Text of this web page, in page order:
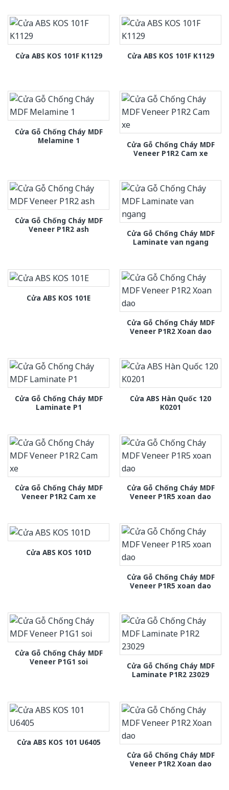
Cửa ABS KOS 101F K1129 Cửa ABS KOS 101F K1129
Cửa Gỗ Chống Cháy MDF
Melamine 1
Cửa Gỗ Chống Cháy MDF
Veneer P1R2 Cam xe
Cửa Gỗ Chống Cháy MDF
Veneer P1R2 ash
Cửa Gỗ Chống Cháy MDF
Laminate van ngang
Cửa ABS KOS 101E
Cửa Gỗ Chống Cháy MDF
Veneer P1R2 Xoan dao
Cửa Gỗ Chống Cháy MDF
Laminate P1
Cửa ABS Hàn Quốc 120
K0201
Cửa Gỗ Chống Cháy MDF
Veneer P1R2 Cam xe
Cửa Gỗ Chống Cháy MDF
Veneer P1R5 xoan dao
Cửa ABS KOS 101D
Cửa Gỗ Chống Cháy MDF
Veneer P1R5 xoan dao
Cửa Gỗ Chống Cháy MDF
Veneer P1G1 soi
Cửa Gỗ Chống Cháy MDF
Laminate P1R2 23029
Cửa ABS KOS 101 U6405
Cửa Gỗ Chống Cháy MDF
Veneer P1R2 Xoan dao